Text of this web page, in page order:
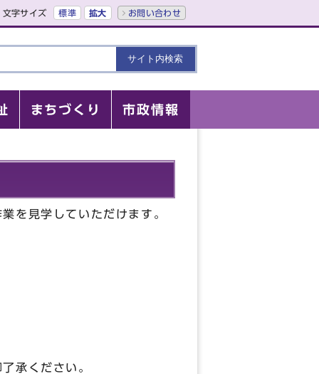
文字サイズ 標準 拡大 お問い合わせ
まちづくり 市政情報
を見学していただけます。
承ください。